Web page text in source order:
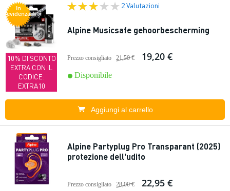
In
evidenza
10% DI SCONTO
EXTRA CON IL
CODICE:
EXTRA10
2 Valutazioni
Alpine Musicsafe gehoorbescherming
Prezzo consigliato 21,50 € 19,20 €
Disponibile
Aggiungi al carrello
Alpine Partyplug Pro Transparant (2025)
protezione dell'udito
Prezzo consigliato 28,00 € 22,95 €